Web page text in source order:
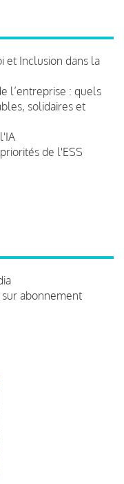
et Inclusion dans la
l’entreprise : quels
solidaires et
de l'ESS
abonnement